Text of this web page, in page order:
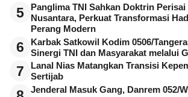
5
Panglima TNI Sahkan Doktrin Perisai
Nusantara, Perkuat Transformasi
Perang Modern
6
Karbak Satkowil Kodim 0506/
Sinergi TNI dan Masyarakat melalui
7
Lanal Nias Matangkan Transisi
Sertijab
Jenderal Masuk Gang, Danrem 052/